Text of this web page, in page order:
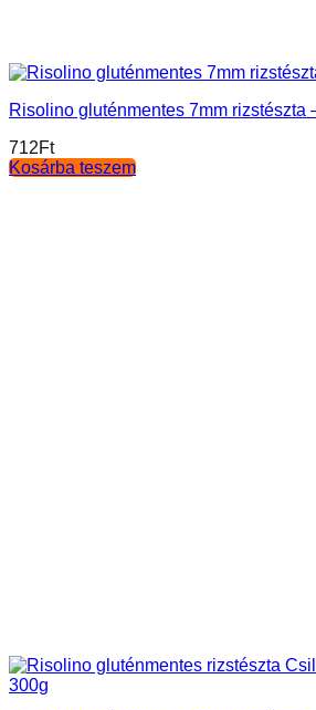
Risolino gluténmentes 7mm rizstészta
712Ft
Kosárba teszem